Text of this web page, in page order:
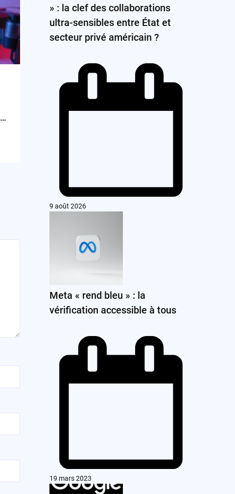
» : la clef des collaborations
ultra-sensibles entre État et
secteur privé américain ?
9 août 2026
Meta « rend bleu » : la
vérification accessible à tous
19 mars 2023